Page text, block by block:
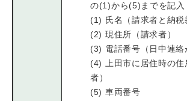
の(1)から(5)までを記入
(1) 氏名（請求者と納税
(2) 現住所（請求者）
(3) 電話番号（日中連絡
(4) 上田市に居住時の住
者）
(5) 車両番号